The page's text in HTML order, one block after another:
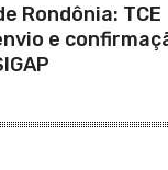
Rondônia: TCE
e